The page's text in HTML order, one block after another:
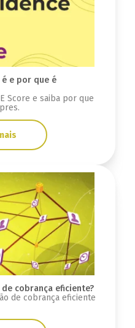
é e por que é
Score e saiba por que
cobrança eficiente?
de cobrança eficiente